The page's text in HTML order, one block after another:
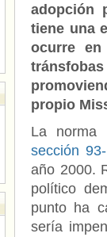
adopción
tiene una
ocurre
propio
La norma
sección
año 2000.
político
punto ha
sería